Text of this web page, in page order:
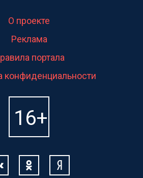
О проекте
Реклама
портала
конфиденциальности